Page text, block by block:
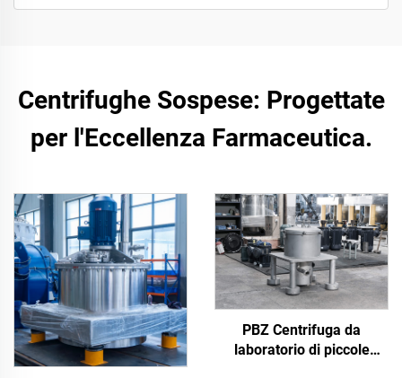
Centrifughe Sospese: Progettate
per l'Eccellenza Farmaceutica.
PBZ Centrifuga da
laboratorio di piccole